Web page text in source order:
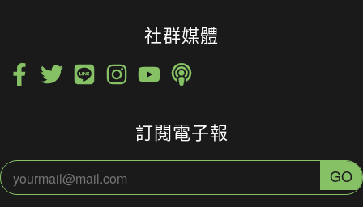
社群媒體
訂閱電子報